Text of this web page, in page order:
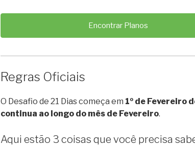
Encontrar Planos
Regras Oficiais
O Desafio de 21 Dias começa em 1º de Fevereiro
continua ao longo do mês de Fevereiro.
Aqui estão 3 coisas que você precisa